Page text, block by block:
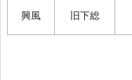
興風 旧下総